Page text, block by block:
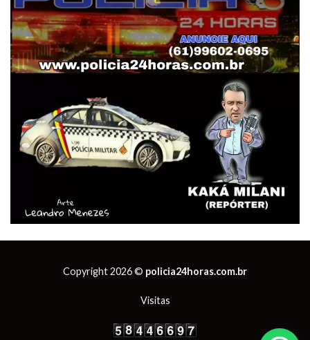
Copyright 2026 © policia24horas.com.br
Visitas